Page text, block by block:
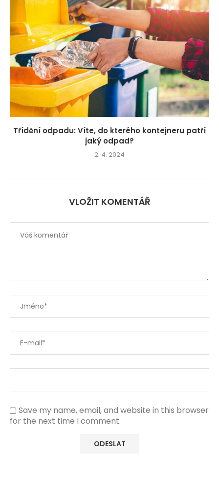
Třídění odpadu: Víte, do kterého kontejneru patří
jaký odpad?
2. 4. 2024
VLOŽIT KOMENTÁŘ
Save my name, email, and website in this browser
for the next time I comment.